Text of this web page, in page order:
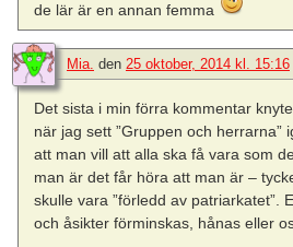
de lär är en annan femma
Mia. den 25 oktober, 2014 kl. 15:16
Det sista i min förra kommentar
när jag sett ”Gruppen och herrarna”
att man vill att alla ska få vara som
man är det får höra att man är –
skulle vara ”förledd av patriarkatet”.
och åsikter förminskas, hånas eller